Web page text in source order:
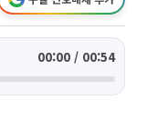
00:00 / 00:54